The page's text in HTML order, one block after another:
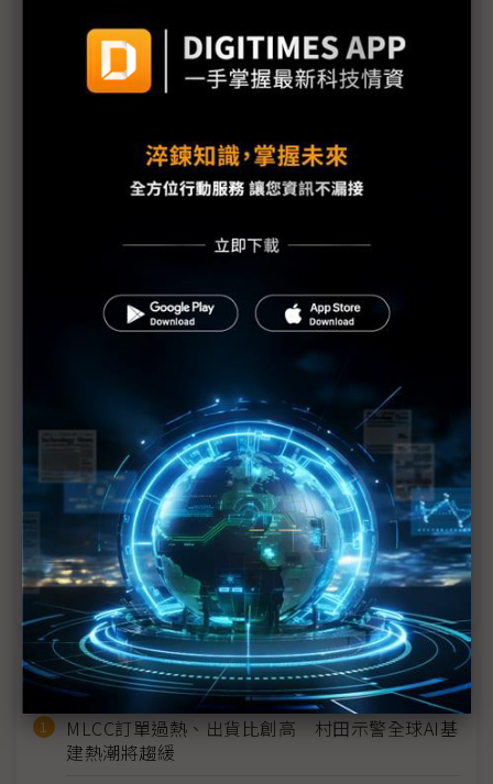
友達攻CPO與低軌衛星、群創搶FOPLP 柯富仁喚
「別再叫我面板大廠」
新款晶片2026接單生產
「在台灣做材料不切入半導體很可惜」 明基材力跨
幫解決鈣鈦礦量產瓶頸 創為攜友來新能源切入「自
群創CarUX展購併Pioneer綜效 首發智慧座艙模擬系
統強化「影音一體」
先進封裝、光通訊商機少不了玻璃 康寧Touch
Taiwan不只秀顯示器實力
Nanomade量子穿隧感測技術亮相Touch Taiwan
NB、穿戴裝置都可應用
近７天熱門報導
MLCC訂單過熱、出貨比創高 村田示警全球AI基
建熱潮將趨緩